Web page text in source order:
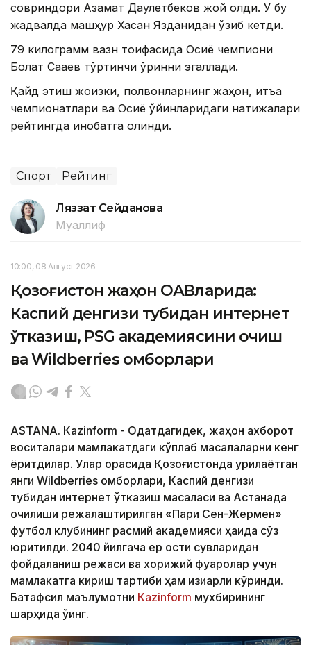
совриндори Азамат Даулетбеков жой олди. У бу
жадвалда машҳур Хасан Язданидан ўзиб кетди.
79 килограмм вазн тоифасида Осиё чемпиони
Болат Сақаев тўртинчи ўринни эгаллади.
Қайд этиш жоизки, полвонларнинг жаҳон, қитъа
чемпионатлари ва Осиё ўйинларидаги натижалари
рейтингда инобатга олинди.
Спорт Рейтинг
Ляззат Сейданова
Муаллиф
10:00, 08 Август 2026
Қозоғистон жаҳон ОАВларида:
Каспий денгизи тубидан интернет
ўтказиш, PSG академиясини очиш
ва Wildberries омборлари
ASTANА. Кazinform - Одатдагидек, жаҳон ахборот
воситалари мамлакатдаги кўплаб масалаларни кенг
ёритдилар. Улар орасида Қозоғистонда қурилаётган
янги Wildberries омборлари, Каспий денгизи
тубидан интернет ўтказиш масаласи ва Астанада
очилиши режалаштирилган «Пари Сен-Жермен»
футбол клубининг расмий академияси ҳақида сўз
юритилди. 2040 йилгача ер ости сувларидан
фойдаланиш режаси ва хорижий фуқаролар учун
мамлакатга кириш тартиби ҳам қизиқарли кўринди.
Батафсил маълумотни Кazinform мухбирининг
шарҳида ўқинг.